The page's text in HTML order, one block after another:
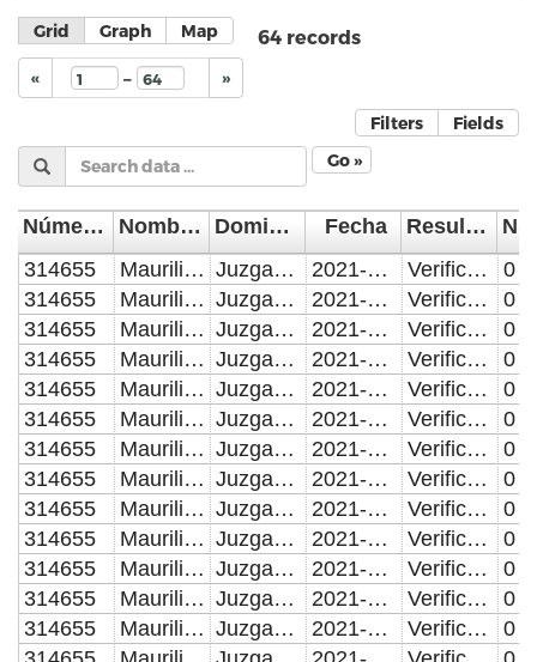
Grid Graph Map 64 records
« – »
Filters
Fields
Go »
Número de Control Nombre del Supervisor/Verificador Domicilio de la visita Fecha
Resultado de la Inspección, Verificación o Visita Domiciliaria
314655
Maurilio Macedonio Lucas Juzgado Especializado en Menores, Calle 16 sur, número 3911, colonia Anzures. 2021-09-16 Verificación o Inspección con resultado positivo.
0
314655
Maurilio Macedonio Lucas Juzgado Especializado en Menores, Calle 16 sur, número 3911, colonia Anzures. 2021-09-16 Verificación o Inspección con resultado positivo.
0
314655
Maurilio Mcedonio Lucas Juzgado Calificador de la Delegación Centro, Calle 9 Oriente, número 1405, colonia Azcarate. 2021-09-16 Verificación o Inspección con resultado positivo.
0
314655
Maurilio Mcedonio Lucas Juzgado Calificador de la Delegación Centro, Calle 9 Oriente, número 1405, colonia Azcarate. 2021-09-16 Verificación o Inspección con resultado positivo.
0
314655
Maurilio Macedonio Lucas Juzgado Especializado en Menores, Calle 16 sur, número 3911, colonia Anzures. 2021-09-17 Verificación o Inspección con resultado positivo.
0
314655
Maurilio Macedonio Lucas Juzgado Especializado en Menores, Calle 16 sur, número 3911, colonia Anzures. 2021-09-17 Verificación o Inspección con resultado positivo.
0
314655
Maurilio Mcedonio Lucas Juzgado Calificador de la Delegación Centro, Calle 9 Oriente, número 1405, colonia Azcarate. 2021-09-17 Verificación o Inspección con resultado positivo.
0
314655
Maurilio Mcedonio Lucas Juzgado Calificador de la Delegación Centro, Calle 9 Oriente, número 1405, colonia Azcarate. 2021-09-17 Verificación o Inspección con resultado positivo.
0
314655
Maurilio Macedonio Lucas Juzgado Especializado en Menores, Calle 16 sur, número 3911, colonia Anzures. 2021-09-18 Verificación o Inspección con resultado positivo.
0
314655
Maurilio Macedonio Lucas Juzgado Especializado en Menores, Calle 16 sur, número 3911, colonia Anzures. 2021-09-18 Verificación o Inspección con resultado positivo.
0
314655
Maurilio Mcedonio Lucas Juzgado Calificador de la Delegación Centro, Calle 9 Oriente, número 1405, colonia Azcarate. 2021-09-18 Verificación o Inspección con resultado positivo.
0
314655
Maurilio Mcedonio Lucas Juzgado Calificador de la Delegación Centro, Calle 9 Oriente, número 1405, colonia Azcarate. 2021-09-18 Verificación o Inspección con resultado positivo.
0
314655
Maurilio Macedonio Lucas Juzgado Especializado en Menores, Calle 16 sur, número 3911, colonia Anzures. 2021-09-19 Verificación o Inspección con resultado positivo.
0